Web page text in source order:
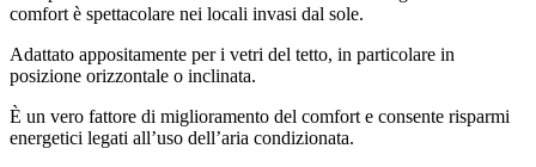
comfort è spettacolare nei locali invasi dal sole.
Adattato appositamente per i vetri del tetto, in particolare in
posizione orizzontale o inclinata.
È un vero fattore di miglioramento del comfort e consente risparmi
energetici legati all’uso dell’aria condizionata.